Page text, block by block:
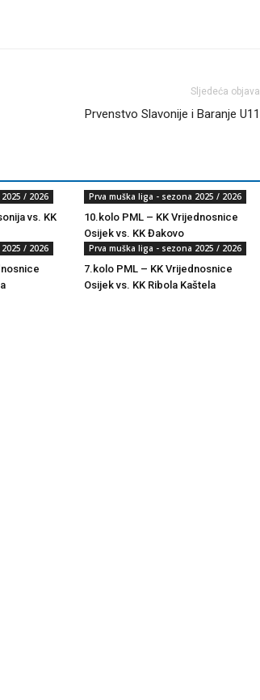
Sljedeća objava
Prvenstvo Slavonije i Baranje U11
/ 2026
vs. KK
Prva muška liga - sezona 2025 / 2026
10.kolo PML – KK Vrijednosnice
Osijek vs. KK Đakovo
/ 2026 Prva muška liga - sezona 2025 / 2026
7.kolo PML – KK Vrijednosnice
Osijek vs. KK Ribola Kaštela